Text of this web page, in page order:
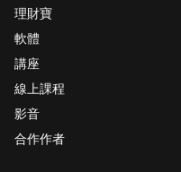
理財寶
軟體
講座
線上課程
影音
合作作者